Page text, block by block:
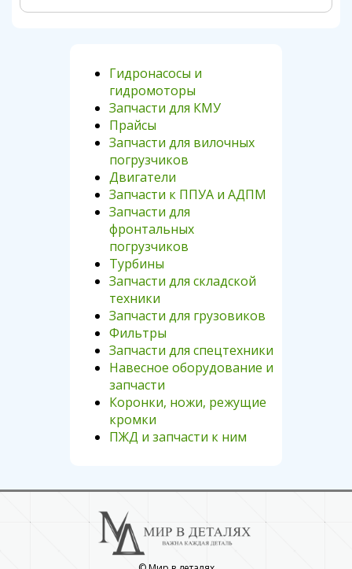
Гидронасосы и
гидромоторы
Запчасти для КМУ
Прайсы
Запчасти для вилочных
погрузчиков
Двигатели
Запчасти к ППУА и АДПМ
Запчасти для
фронтальных
погрузчиков
Турбины
Запчасти для складской
техники
Запчасти для грузовиков
Фильтры
Запчасти для спецтехники
Навесное оборудование и
запчасти
Коронки, ножи, режущие
кромки
ПЖД и запчасти к ним